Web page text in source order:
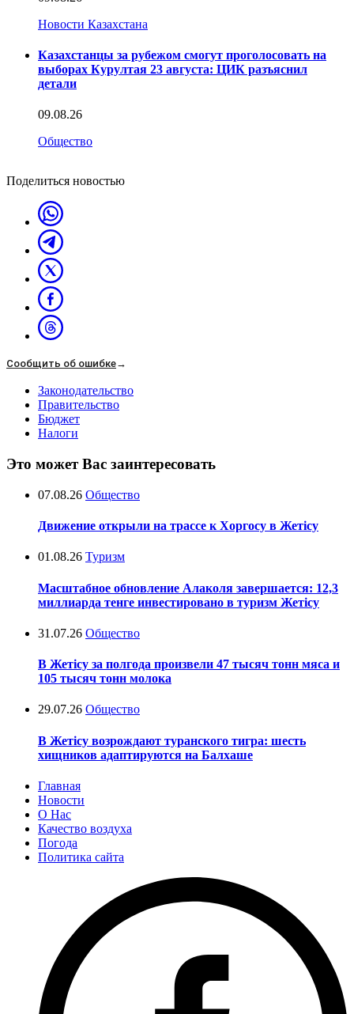
Новости Казахстана
Казахстанцы за рубежом смогут проголосовать на
выборах Курултая 23 августа: ЦИК разъяснил
детали
09.08.26
Общество
Поделиться новостью
Сообщить об ошибке→
Законодательство
Правительство
Бюджет
Налоги
Это может Вас заинтересовать
07.08.26 Общество
Движение открыли на трассе к Хоргосу в Жетісу
01.08.26 Туризм
Масштабное обновление Алаколя завершается: 12,3
миллиарда тенге инвестировано в туризм Жетісу
31.07.26 Общество
В Жетісу за полгода произвели 47 тысяч тонн мяса и
105 тысяч тонн молока
29.07.26 Общество
В Жетісу возрождают туранского тигра: шесть
хищников адаптируются на Балхаше
Главная
Новости
О Нас
Качество воздуха
Погода
Политика сайта